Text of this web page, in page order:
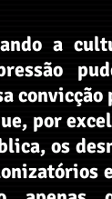
a
por
os